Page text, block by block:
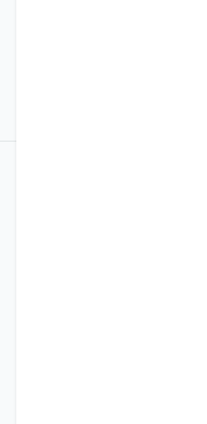
و پیام‌ها
و واردات انواع فن های
بین کانالی، مرغداری و
صنعتی و ساختمانی
کمپانی اروپایی